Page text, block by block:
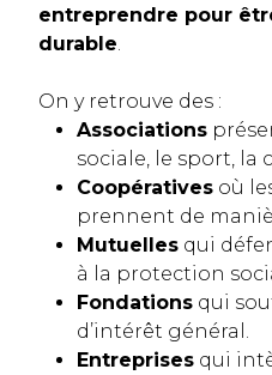
entreprendre pour
durable.
On y retrouve des :
Associations
sociale, le sport, la
Coopératives où
prennent de
Mutuelles qui
à la protection
Fondations qui
d’intérêt général.
Entreprises qui